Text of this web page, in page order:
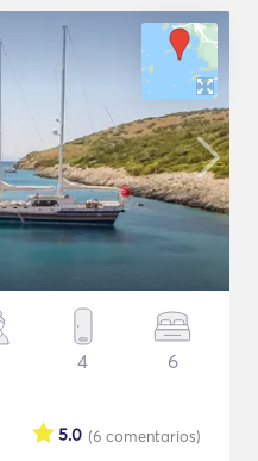
4 6
(6 comentarios)
5.0